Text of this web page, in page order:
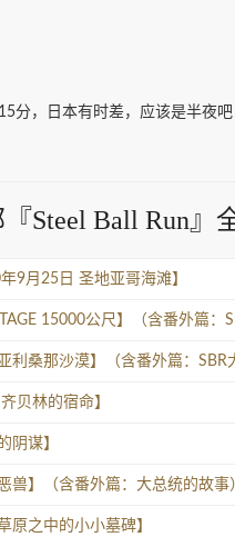
分，日本有时差，应该是半夜
『Steel Ball Run
9月25日 圣地亚哥海滩】
15000公尺】（含番外篇：
桑那沙漠】（含番外篇：SBR
贝林的宿命】
阴谋】
】（含番外篇：大总统的故事
之中的小小墓碑】